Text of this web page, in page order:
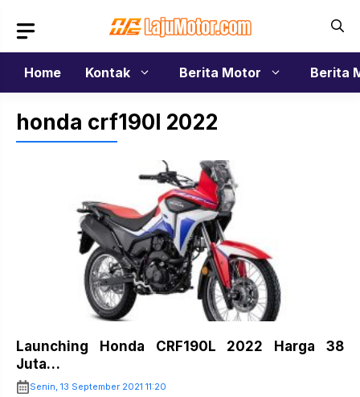
isi
Home
Kontak Berita Motor Berita
honda crf190l 2022
Launching Honda CRF190L 2022 Harga 38
Juta…
Senin, 13 September 2021 11:20